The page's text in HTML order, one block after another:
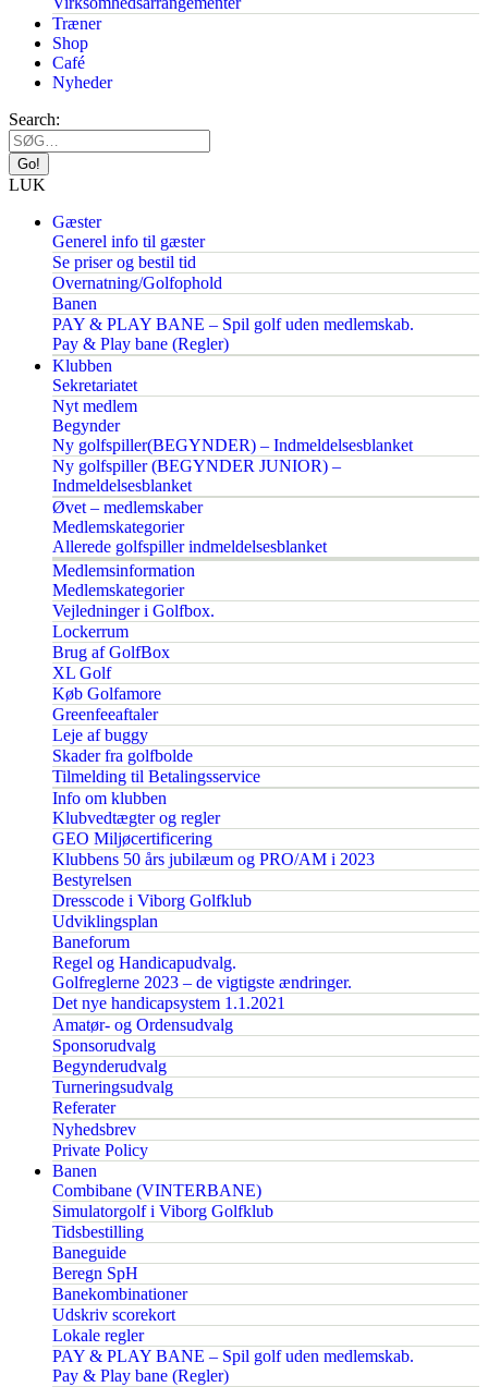
Træner
Shop
Café
Nyheder
Search:
LUK
Gæster
Generel info til gæster
Se priser og bestil tid
Overnatning/Golfophold
Banen
PAY & PLAY BANE – Spil golf uden medlemskab.
Pay & Play bane (Regler)
Klubben
Sekretariatet
Nyt medlem
Begynder
Ny golfspiller(BEGYNDER) – Indmeldelsesblanket
Ny golfspiller (BEGYNDER JUNIOR) –
Indmeldelsesblanket
Øvet – medlemskaber
Medlemskategorier
Allerede golfspiller indmeldelsesblanket
Medlemsinformation
Medlemskategorier
Vejledninger i Golfbox.
Lockerrum
Brug af GolfBox
XL Golf
Køb Golfamore
Greenfeeaftaler
Leje af buggy
Skader fra golfbolde
Tilmelding til Betalingsservice
Info om klubben
Klubvedtægter og regler
GEO Miljøcertificering
Klubbens 50 års jubilæum og PRO/AM i 2023
Bestyrelsen
Dresscode i Viborg Golfklub
Udviklingsplan
Baneforum
Regel og Handicapudvalg.
Golfreglerne 2023 – de vigtigste ændringer.
Det nye handicapsystem 1.1.2021
Amatør- og Ordensudvalg
Sponsorudvalg
Begynderudvalg
Turneringsudvalg
Referater
Nyhedsbrev
Private Policy
Banen
Combibane (VINTERBANE)
Simulatorgolf i Viborg Golfklub
Tidsbestilling
Baneguide
Beregn SpH
Banekombinationer
Udskriv scorekort
Lokale regler
PAY & PLAY BANE – Spil golf uden medlemskab.
Pay & Play bane (Regler)